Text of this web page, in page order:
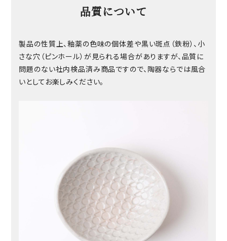
品質について
製品の性質上、釉薬の色味の個体差や黒い斑点（鉄粉）、小
さな穴（ピンホール）が見られる場合がありますが、品質に
問題のない社内検品済み商品ですので、陶器ならでは風合
いとしてお楽しみください。